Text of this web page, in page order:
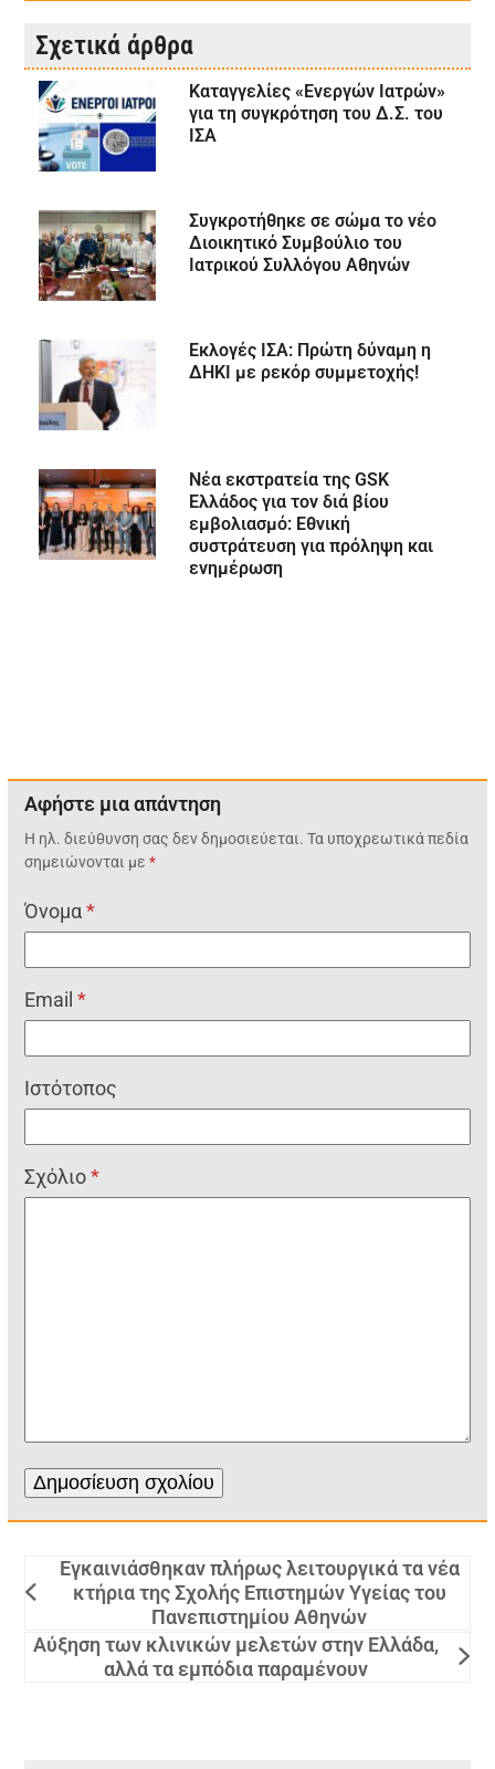
Σχετικά άρθρα
Καταγγελίες «Ενεργών Ιατρών»
για τη συγκρότηση του Δ.Σ. του
ΙΣΑ
Συγκροτήθηκε σε σώμα το νέο
Διοικητικό Συμβούλιο του
Ιατρικού Συλλόγου Αθηνών
Εκλογές ΙΣΑ: Πρώτη δύναμη η
ΔΗΚΙ με ρεκόρ συμμετοχής!
Νέα εκστρατεία της GSK
Ελλάδος για τον διά βίου
εμβολιασμό: Εθνική
συστράτευση για πρόληψη και
ενημέρωση
Αφήστε μια απάντηση
Η ηλ. διεύθυνση σας δεν δημοσιεύεται. Τα υποχρεωτικά πεδία
σημειώνονται με*
Όνομα*
Email*
Ιστότοπος
Σχόλιο*
Εγκαινιάσθηκαν πλήρως λειτουργικά τα νέα
κτήρια της Σχολής Επιστημών Υγείας του
Πανεπιστημίου Αθηνών
Αύξηση των κλινικών μελετών στην Ελλάδα,
αλλά τα εμπόδια παραμένουν